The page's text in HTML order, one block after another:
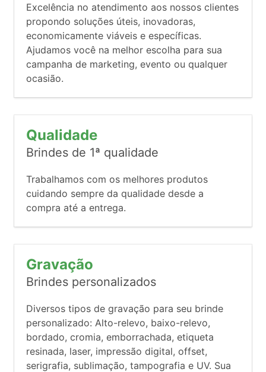
Excelência no atendimento aos nossos clientes
propondo soluções úteis, inovadoras,
economicamente viáveis e específicas.
Ajudamos você na melhor escolha para sua
campanha de marketing, evento ou qualquer
ocasião.
Qualidade
Brindes de 1ª qualidade
Trabalhamos com os melhores produtos
cuidando sempre da qualidade desde a
compra até a entrega.
Gravação
Brindes personalizados
Diversos tipos de gravação para seu brinde
personalizado: Alto-relevo, baixo-relevo,
bordado, cromia, emborrachada, etiqueta
resinada, laser, impressão digital, offset,
serigrafia, sublimação, tampografia e UV. Sua